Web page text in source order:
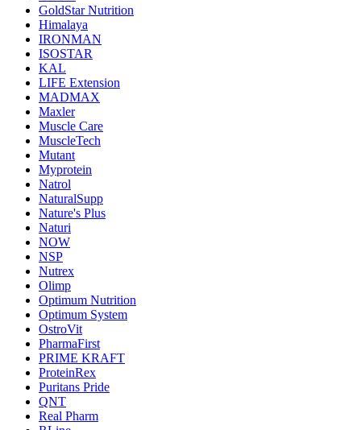
GoldStar Nutrition
Himalaya
IRONMAN
ISOSTAR
KAL
LIFE Extension
MADMAX
Maxler
Muscle Care
MuscleTech
Mutant
Myprotein
Natrol
NaturalSupp
Nature's Plus
Naturi
NOW
NSP
Nutrex
Olimp
Optimum Nutrition
Optimum System
OstroVit
PharmaFirst
PRIME KRAFT
ProteinRex
Puritans Pride
QNT
Real Pharm